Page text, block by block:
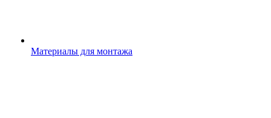
Материалы для монтажа